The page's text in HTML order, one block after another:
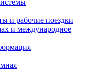
и рабочие поездки
и международное